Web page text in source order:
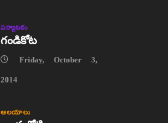
పర్యాటకం
గండికోట
Friday, October 3,
2014
ఆలయాలు